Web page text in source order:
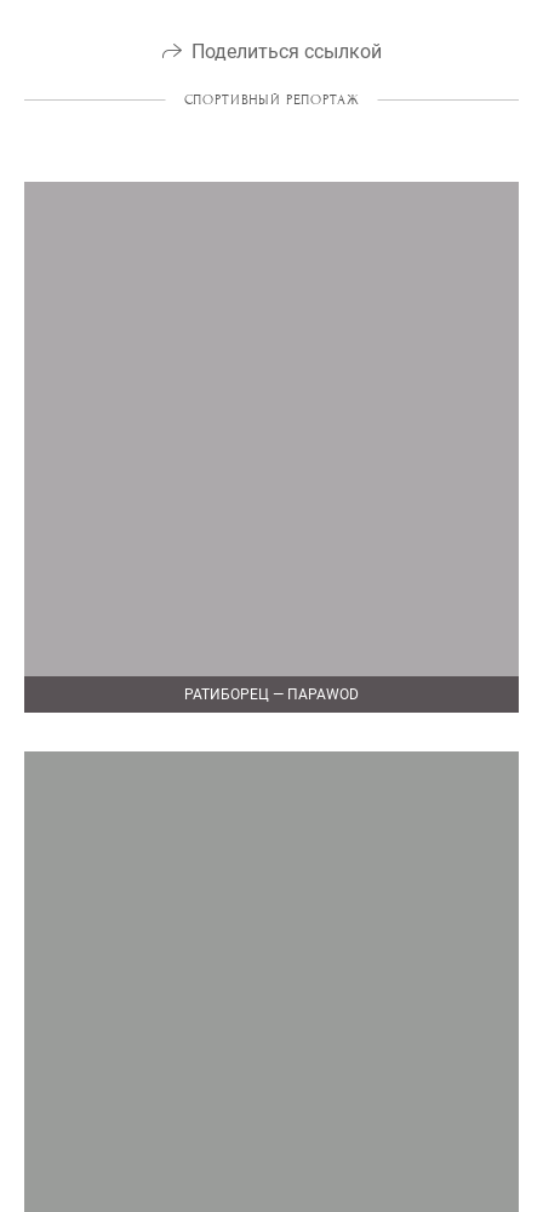
Поделиться ссылкой
СПОРТИВНЫЙ РЕПОРТАЖ
РАТИБОРЕЦ — ПАРАWOD